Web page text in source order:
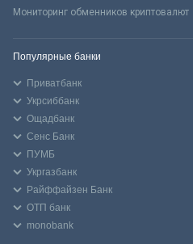
Мониторинг обменников криптовалют
Популярные банки
Приватбанк
Укрсиббанк
Ощадбанк
Сенс Банк
ПУМБ
Укргазбанк
Райффайзен Банк
ОТП банк
monobank